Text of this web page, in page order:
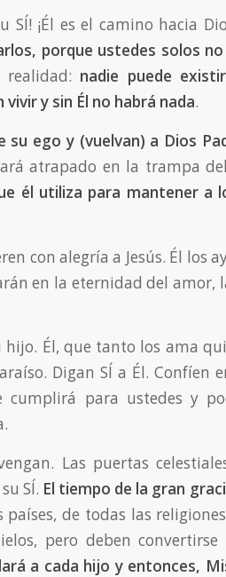
SÍ! ¡Él es el camino hacia
porque ustedes solos
nadie puede
y sin Él no habrá nada.
su ego y (vuelvan) a Dios
atrapado en la trampa
él utiliza para mantener a
con alegría a Jesús. Él los
en la eternidad del amor,
Él, que tanto los ama
Digan SÍ a Él. Confíen
cumplirá para ustedes y
Las puertas
SÍ. El tiempo de la gran
de todas las
pero deben convertirse
a cada hijo y entonces,